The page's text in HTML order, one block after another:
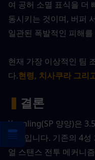
여 공허 소멸 표식을 더
동시키는 것이며, 버퍼
일관된 폭발적인 피해
현재 가장 이상적인 팀
다.현령, 치사쿠라 그리
▍ 결론
Xuanling(SP 양양)은
릭터입니다. 기존의 4성
얼 스탠스 전투 메커니